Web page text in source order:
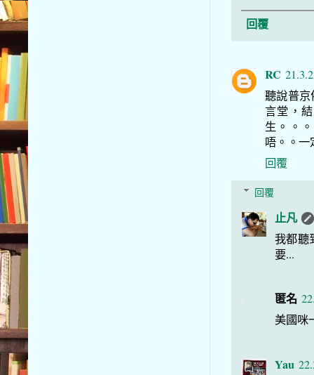
回覆
RC
聽說普
言堂，
生。。
唔。。一
回覆
回覆
止凡
我都聽
要...
匿名
美國咪
Yau